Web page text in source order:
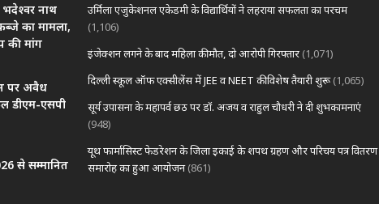
नाथ
का मामला,
की मांग
पर अवैध
डीएम-एसपी
से सम्मानित
उर्मिला एजुकेशनल एकेडमी के विद्यार्थियों ने लहराया सफलता का परचम
(1,106)
इंजेक्शन लगने के बाद महिला की मौत, दो आरोपी गिरफ्तार (1,071)
दिल्ली स्कूल ऑफ एक्सीलेंस में JEE व NEET की विशेष तैयारी शुरू (1,065)
सूर्य उपासना के महापर्व छठ पर डॉ. अजय व राहुल चौधरी ने दी शुभकामनाएं
(948)
यूथ फार्मासिस्ट फेडरेशन के जिला इकाई के शपथ ग्रहण और परिचय पत्र वितरण
समारोह का हुआ आयोजन (861)